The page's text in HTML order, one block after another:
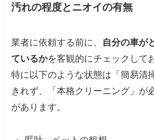
汚れの程度とニオイの有無
業者に依頼する前に、 自分の車が
ているかを客観的にチェックして
特に以下のような状態は「簡易清
きれず、「本格クリーニング」が
があります。